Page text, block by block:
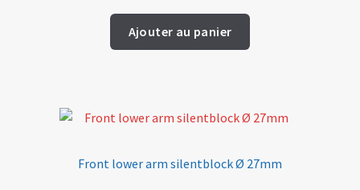
Ajouter au panier
Front lower arm silentblock Ø 27mm